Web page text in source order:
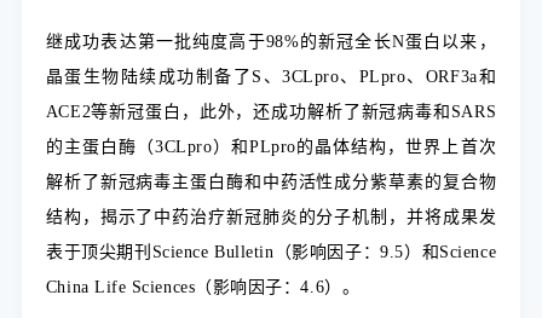
继成功表达第一批纯度高于98%的新冠全长N蛋白以来，
晶蛋生物陆续成功制备了S、3CLpro、PLpro、ORF3a和
ACE2等新冠蛋白，此外，还成功解析了新冠病毒和SARS
的主蛋白酶（3CLpro）和PLpro的晶体结构，世界上首次
解析了新冠病毒主蛋白酶和中药活性成分紫草素的复合物
结构，揭示了中药治疗新冠肺炎的分子机制，并将成果发
表于顶尖期刊Science Bulletin（影响因子：9.5）和Science
China Life Sciences（影响因子：4.6）。